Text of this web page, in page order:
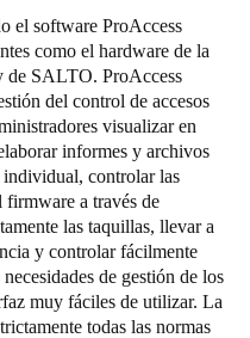
el software ProAccess
como el hardware de la
SALTO. ProAccess
del control de accesos
visualizar en
informes y archivos
individual, controlar las
firmware a través de
las taquillas, llevar a
y controlar fácilmente
de gestión de los
muy fáciles de utilizar. La
todas las normas